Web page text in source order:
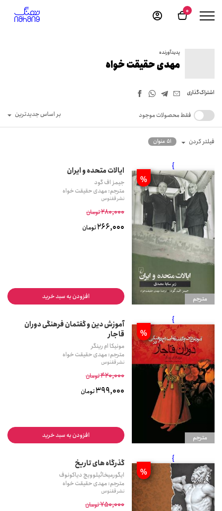
0
پدیدآورنده
مهدی حقیقت خواه
اشتراک‌گذاری
فقط محصولات موجود بر اساس جدیدترین
فیلتر کردن 51 عنوان
مترجم
}
%
ایالات متحده و ایران
جیمز اف گود
مترجم: مهدی حقیقت خواه
نشر ققنوس
280,000تومان
266,000تومان
افزودن به سبد خرید
مترجم
}
%
آموزش دین و گفتمان فرهنگی دوران
قاجار
مونیکا ام رینگر
مترجم: مهدی حقیقت خواه
نشر ققنوس
420,000تومان
399,000تومان
افزودن به سبد خرید
}
%
گذرگاه های تاریخ
ایگورمیخائیلوویچ دیاکونوف
مترجم: مهدی حقیقت خواه
نشر ققنوس
750,000تومان